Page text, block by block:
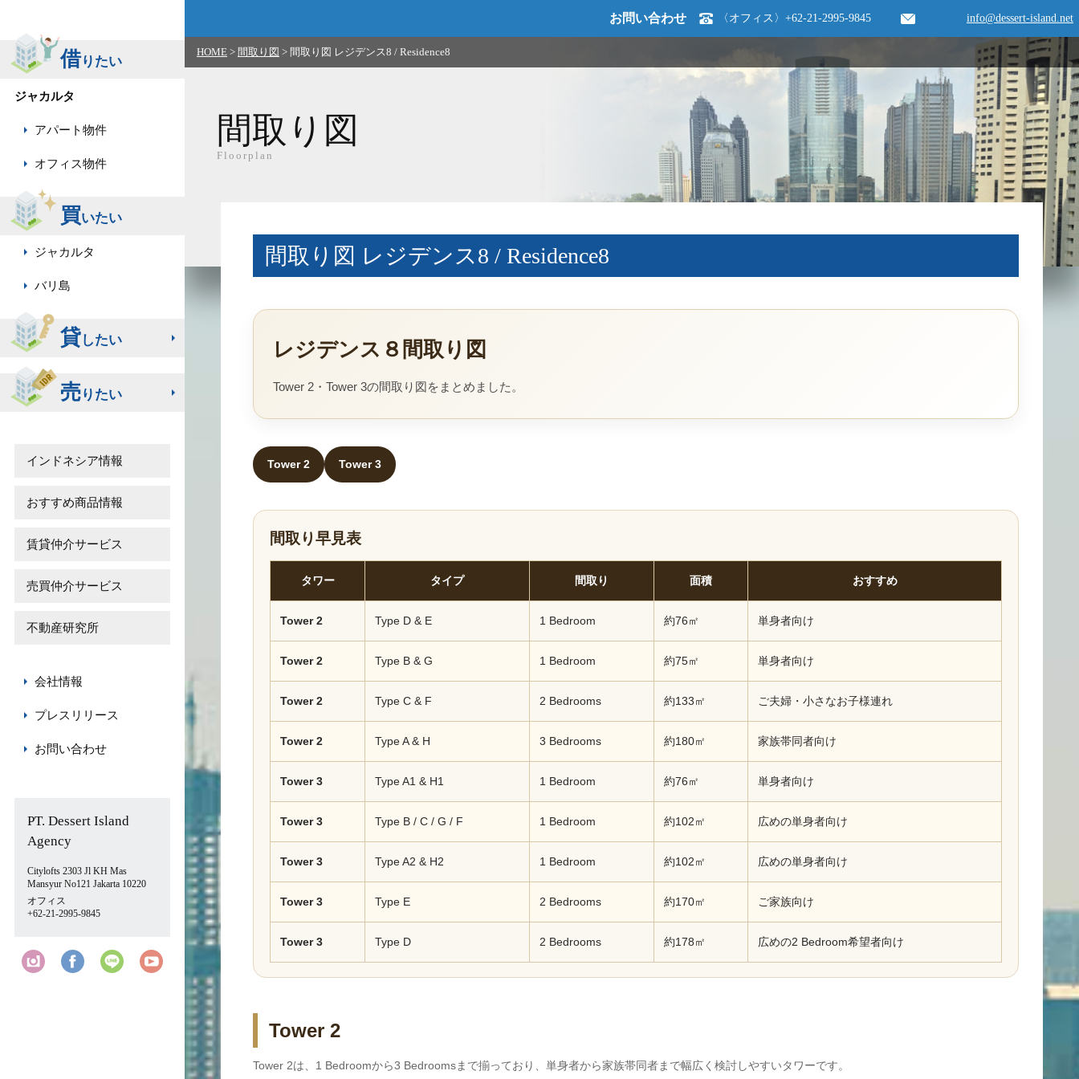
借りたい
ジャカルタ
アパート物件
オフィス物件
買いたい
ジャカルタ
バリ島
貸したい
売りたい
インドネシア情報
おすすめ商品情報
賃貸仲介サービス
売買仲介サービス
不動産研究所
会社情報
プレスリリース
お問い合わせ
PT. Dessert Island
Agency
Citylofts 2303 Jl KH Mas
Mansyur No121 Jakarta 10220
オフィス
+62-21-2995-9845
お問い合わせ 〈オフィス〉+62-21-2995-9845 info@dessert-island.net
HOME > 間取り図 > 間取り図 レジデンス8 / Residence8
間取り図
Floorplan
間取り図 レジデンス8 / Residence8
レジデンス８間取り図
Tower 2・Tower 3の間取り図をまとめました。
Tower 2 Tower 3
間取り早見表
タワー タイプ 間取り 面積 おすすめ
Tower 2 Type D & E 1 Bedroom 約76㎡ 単身者向け
Tower 2 Type B & G 1 Bedroom 約75㎡ 単身者向け
Tower 2 Type C & F 2 Bedrooms 約133㎡ ご夫婦・小さなお子様連れ
Tower 2 Type A & H 3 Bedrooms 約180㎡ 家族帯同者向け
Tower 3 Type A1 & H1 1 Bedroom 約76㎡ 単身者向け
Tower 3 Type B / C / G / F 1 Bedroom 約102㎡ 広めの単身者向け
Tower 3 Type A2 & H2 1 Bedroom 約102㎡ 広めの単身者向け
Tower 3 Type E 2 Bedrooms 約170㎡ ご家族向け
Tower 3 Type D 2 Bedrooms 約178㎡ 広めの2 Bedroom希望者向け
Tower 2
Tower 2は、1 Bedroomから3 Bedroomsまで揃っており、単身者から家族帯同者まで幅広く検討しやすいタワーです。